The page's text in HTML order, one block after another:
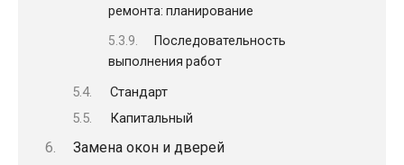
ремонта: планирование
Последовательность
выполнения работ
Стандарт
Капитальный
Замена окон и дверей